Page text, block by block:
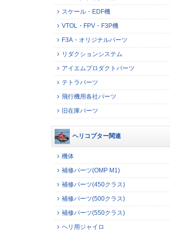
スケール・EDF機
VTOL・FPV・F3P機
F3A・オリジナルパーツ
リダクションシステム
アイエムプロダクトパーツ
テトラパーツ
飛行機用各社パーツ
旧在庫パーツ
ヘリコプター関連
機体
補修パーツ(OMP M1)
補修パーツ(450クラス)
補修パーツ(500クラス)
補修パーツ(550クラス)
ヘリ用ジャイロ